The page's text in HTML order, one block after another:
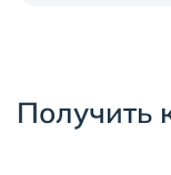
Получить